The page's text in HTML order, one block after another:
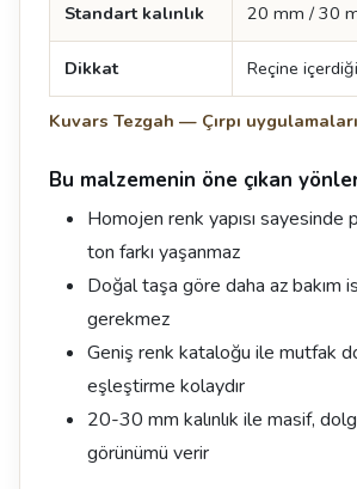
Kuvars Tezgah — Çırpı
Standart kalınlık 20 mm / 30
Dikkat Reçine
Bu malzemenin öne çıkan
Homojen renk yapısı sayesinde
ton farkı yaşanmaz
Doğal taşa göre daha az bakım
gerekmez
Geniş renk kataloğu ile mutfak
eşleştirme kolaydır
20-30 mm kalınlık ile masif,
görünümü verir